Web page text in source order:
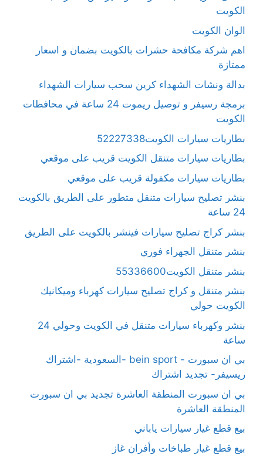
الكويت
الوان الكويت
اهم شركة مكافحة حشرات بالكويت بضمان و اسعار
ممتازة
بدالة ونشات الشهداء كرين سحب سيارات الشهداء
برمجة رسيفر و توصيل ريموت 24 ساعة في محافظات
الكويت
بطاريات سيارات الكويت52227338
بطاريات سيارات متنقل الكويت قريب على موقعي
بطاريات سيارات مكفولة قريب على موقعي
بنشر تصليح سيارات متنقل متطور على الطريق بالكويت
24 ساعة
بنشر كراج تصليح سيارات فينشر بالكويت على الطريق
بنشر متنقل الجهراء فوري
بنشر متنقل الكويت55336600
بنشر متنقل و كراج تصليح سيارات كهرباء وميكانيك
الكويت حولي
بنشر وكهرباء سيارات متنقل في الكويت وحولي 24
ساعة
بي ان سبورت - bein sport -السعودية -اشتراك
ريسيفر- تجديد اشتراك
بي ان سبورت المنطقة العاشرة تجديد بي ان سبورت
المنطقة العاشرة
بيع قطع غيار سيارات ياباني
بيع قطع غيار طباخات وأفران غاز